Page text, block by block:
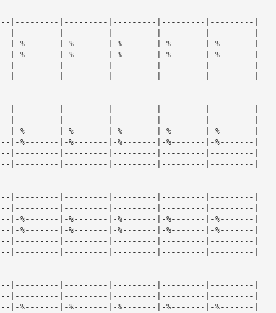
|---------|---------|---------|---------|---------|
|---------|---------|---------|---------|---------|
|-%-------|-%-------|-%-------|-%-------|-%-------|
|-%-------|-%-------|-%-------|-%-------|-%-------|
|---------|---------|---------|---------|---------|
|---------|---------|---------|---------|---------|
|---------|---------|---------|---------|---------|
|---------|---------|---------|---------|---------|
|-%-------|-%-------|-%-------|-%-------|-%-------|
|-%-------|-%-------|-%-------|-%-------|-%-------|
|---------|---------|---------|---------|---------|
|---------|---------|---------|---------|---------|
|---------|---------|---------|---------|---------|
|---------|---------|---------|---------|---------|
|-%-------|-%-------|-%-------|-%-------|-%-------|
|-%-------|-%-------|-%-------|-%-------|-%-------|
|---------|---------|---------|---------|---------|
|---------|---------|---------|---------|---------|
|---------|---------|---------|---------|---------|
|---------|---------|---------|---------|---------|
|-%-------|-%-------|-%-------|-%-------|-%-------|